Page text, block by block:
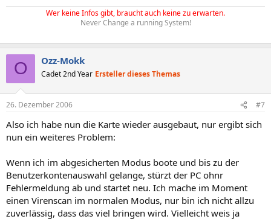
Wer keine Infos gibt, braucht auch keine zu erwarten.
Never Change a running System!
O Ozz-Mokk
Cadet 2nd Year Ersteller dieses Themas
26. Dezember 2006 #7
Also ich habe nun die Karte wieder ausgebaut, nur ergibt sich
nun ein weiteres Problem:
Wenn ich im abgesicherten Modus boote und bis zu der
Benutzerkontenauswahl gelange, stürzt der PC ohnr
Fehlermeldung ab und startet neu. Ich mache im Moment
einen Virenscan im normalen Modus, nur bin ich nicht allzu
zuverlässig, dass das viel bringen wird. Vielleicht weis ja